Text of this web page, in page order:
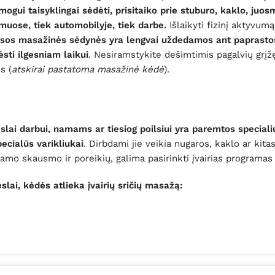
taisyklingai sėdėti, prisitaiko prie stuburo, kaklo,
tiek automobilyje, tiek darbe. Išlaikyti fizinį
masažinės sėdynės yra lengvai uždedamos ant
ilgesniam laikui. Nesiramstykite dešimtimis pagalvių
(atskirai pastatoma masažinė kėdė).
darbui, namams ar tiesiog poilsiui yra paremtos
varikliukai. Dirbdami jie veikia nugaros, kaklo ar
skausmo ir poreikių, galima pasirinkti įvairias
kėdės atlieka įvairių sričių masažą: